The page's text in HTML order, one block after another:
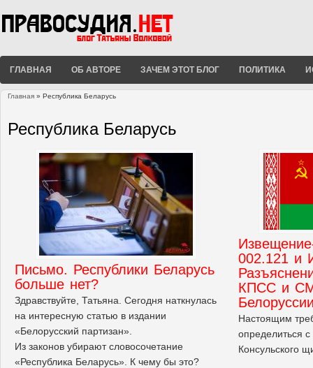
ГЛАВНАЯ ОБ АВТОРЕ ЗАЧЕМ ЭТОТ БЛОГ ПОЛИТИКА
Главная » Республика Беларусь
Республика Беларусь
Письмо. Республики Беларусь
больше нет?
Здравствуйте, Татьяна. Сегодня наткнулась
на интересную статью в издании
«Белорусский партизан».
Из законов убирают словосочетание
«Республика Беларусь». К чему бы это?
002.121 и
КПСС и
Настоящим
определиться
Консульского